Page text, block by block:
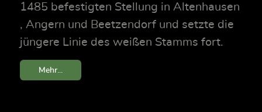
1485 befestigten Stellung in Altenhausen
, Angern und Beetzendorf und setzte die
jüngere Linie des weißen Stamms fort.
Mehr...